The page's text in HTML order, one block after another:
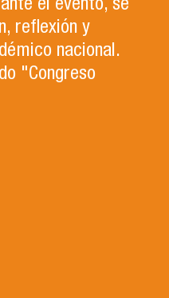
el evento, se
reflexión y
nacional.
"Congreso